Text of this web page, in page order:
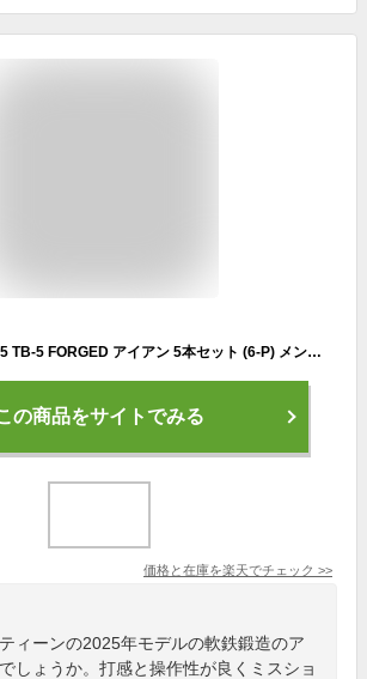
フォーティーン 2025 TB-5 FORGED アイアン 5本セット (6-P) メンズ 右用 FS-90i スチールシャフト 軟鉄鍛造 2025年モデル 日本正規品 FOURTEEN ゴルフクラブ
の商品をサイトでみる
価格と在庫を楽天でチェック >>
ィーンの2025年モデルの軟鉄鍛造のア
しょうか。打感と操作性が良くミスショ